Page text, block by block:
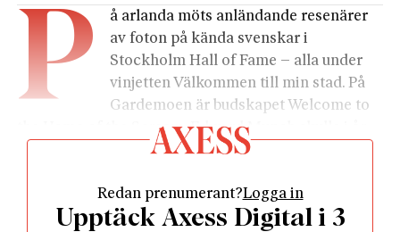
p
å arlanda möts anländande resenärer
av foton på kända svenskar i
Stockholm Hall of Fame – alla under
vinjetten Välkommen till min stad. På
Gardemoen är budskapet Welcome to
the Home of the Scream. Edward Munch skulle i år
ha fyllt 150 år och det uppmärksammas stort inte
Nasjonalgalleriet.
I sin dagbok den 22 januari 1892 skrev Munch om
Redan prenumerant?Logga in
Upptäck Axess Digital i 3